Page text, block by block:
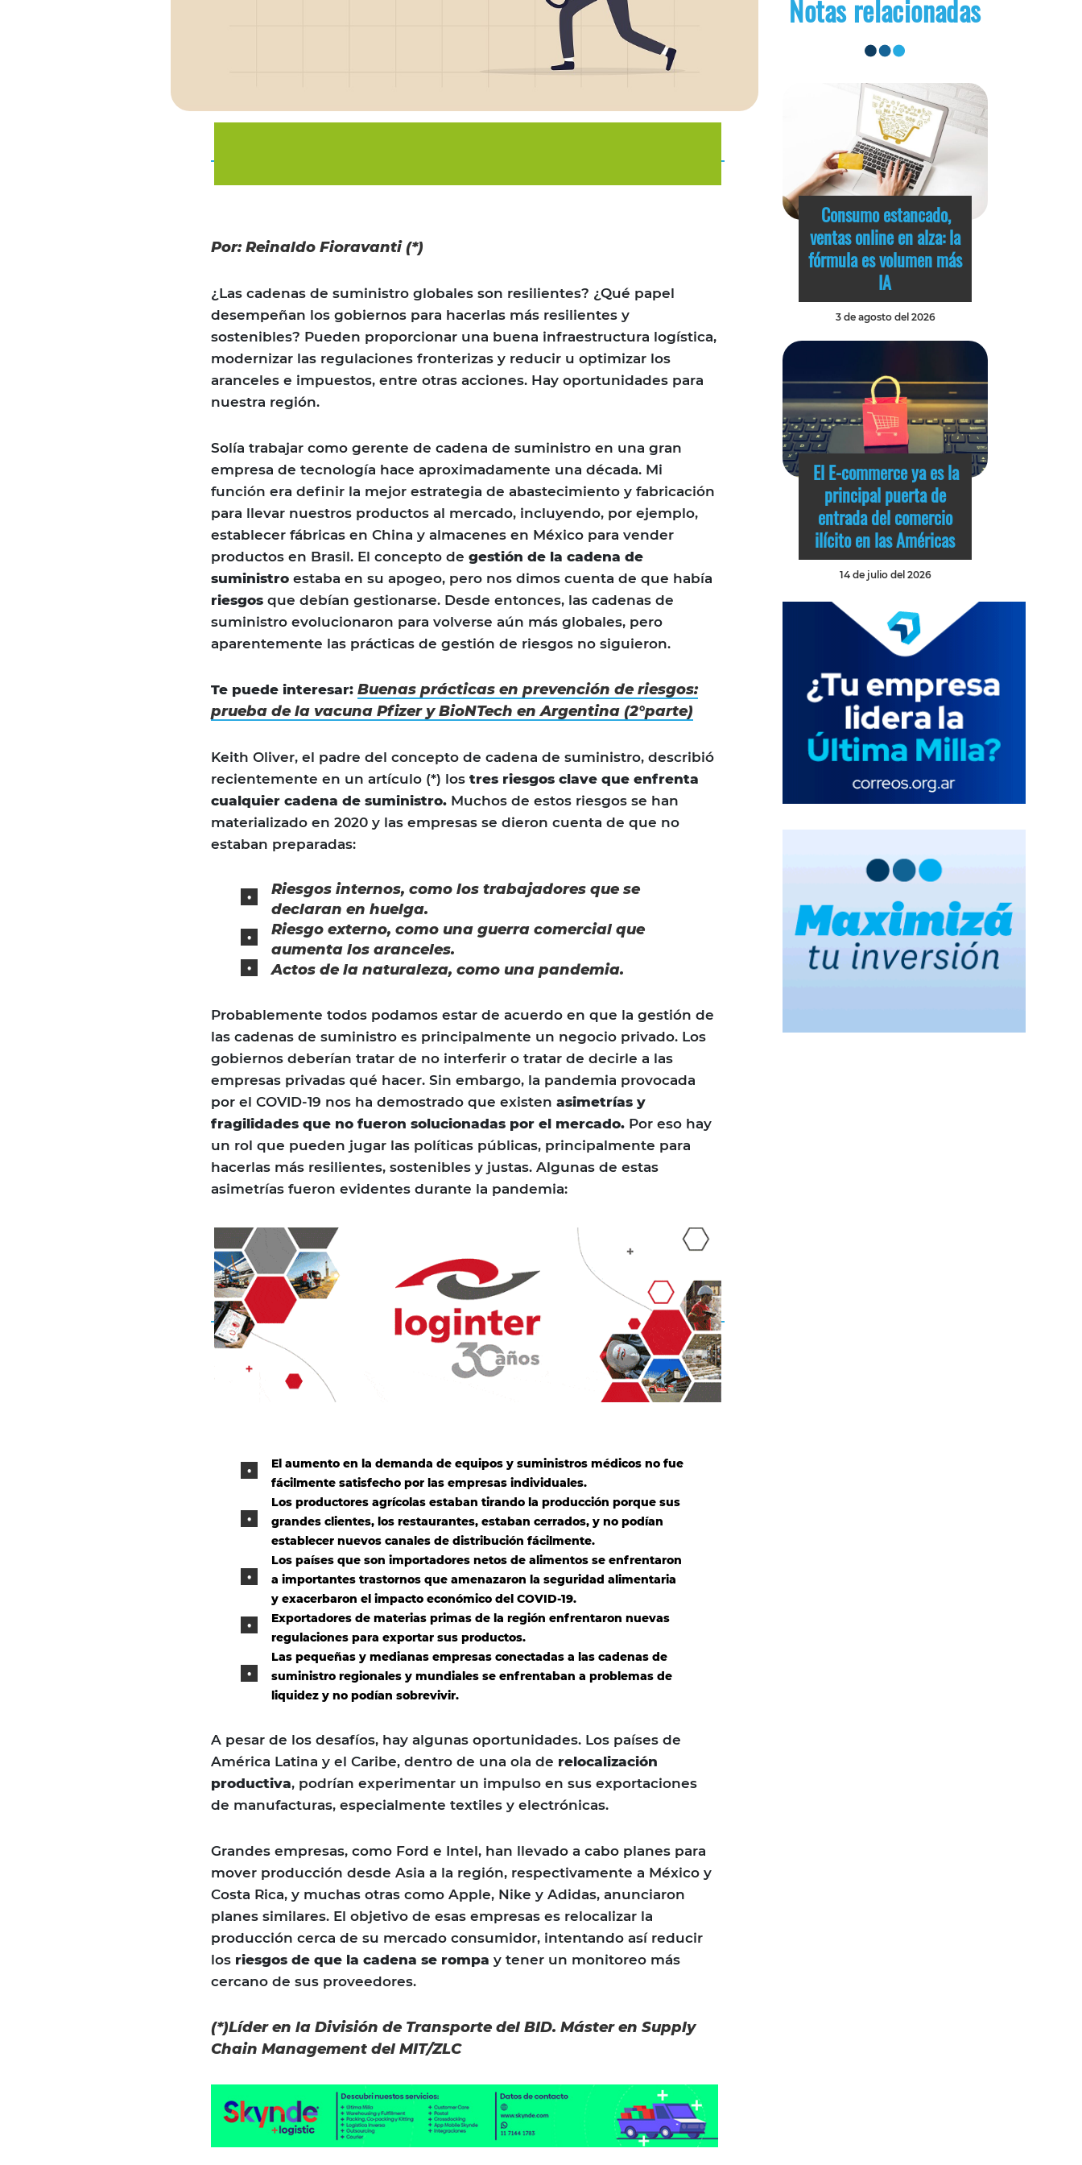
Por: Reinaldo Fioravanti (*)
¿Las cadenas de suministro globales son resilientes? ¿Qué papel
desempeñan los gobiernos para hacerlas más resilientes y
sostenibles? Pueden proporcionar una buena infraestructura logística,
modernizar las regulaciones fronterizas y reducir u optimizar los
aranceles e impuestos, entre otras acciones. Hay oportunidades para
nuestra región.
Solía trabajar como gerente de cadena de suministro en una gran
empresa de tecnología hace aproximadamente una década. Mi
función era definir la mejor estrategia de abastecimiento y fabricación
para llevar nuestros productos al mercado, incluyendo, por ejemplo,
establecer fábricas en China y almacenes en México para vender
productos en Brasil. El concepto de gestión de la cadena de
suministro estaba en su apogeo, pero nos dimos cuenta de que había
riesgos que debían gestionarse. Desde entonces, las cadenas de
suministro evolucionaron para volverse aún más globales, pero
aparentemente las prácticas de gestión de riesgos no siguieron.
Te puede interesar: Buenas prácticas en prevención de riesgos:
prueba de la vacuna Pfizer y BioNTech en Argentina (2°parte)
Keith Oliver, el padre del concepto de cadena de suministro, describió
recientemente en un artículo (*) los tres riesgos clave que enfrenta
cualquier cadena de suministro. Muchos de estos riesgos se han
materializado en 2020 y las empresas se dieron cuenta de que no
estaban preparadas:
Riesgos internos, como los trabajadores que se
declaran en huelga.
Riesgo externo, como una guerra comercial que
aumenta los aranceles.
Actos de la naturaleza, como una pandemia.
Probablemente todos podamos estar de acuerdo en que la gestión de
las cadenas de suministro es principalmente un negocio privado. Los
gobiernos deberían tratar de no interferir o tratar de decirle a las
empresas privadas qué hacer. Sin embargo, la pandemia provocada
por el COVID-19 nos ha demostrado que existen asimetrías y
fragilidades que no fueron solucionadas por el mercado. Por eso hay
un rol que pueden jugar las políticas públicas, principalmente para
hacerlas más resilientes, sostenibles y justas. Algunas de estas
asimetrías fueron evidentes durante la pandemia:
El aumento en la demanda de equipos y suministros médicos no fue
fácilmente satisfecho por las empresas individuales.
Los productores agrícolas estaban tirando la producción porque sus
grandes clientes, los restaurantes, estaban cerrados, y no podían
establecer nuevos canales de distribución fácilmente.
Los países que son importadores netos de alimentos se enfrentaron
a importantes trastornos que amenazaron la seguridad alimentaria
y exacerbaron el impacto económico del COVID-19.
Exportadores de materias primas de la región enfrentaron nuevas
regulaciones para exportar sus productos.
Las pequeñas y medianas empresas conectadas a las cadenas de
suministro regionales y mundiales se enfrentaban a problemas de
liquidez y no podían sobrevivir.
A pesar de los desafíos, hay algunas oportunidades. Los países de
América Latina y el Caribe, dentro de una ola de relocalización
productiva, podrían experimentar un impulso en sus exportaciones
de manufacturas, especialmente textiles y electrónicas.
Grandes empresas, como Ford e Intel, han llevado a cabo planes para
mover producción desde Asia a la región, respectivamente a México y
Costa Rica, y muchas otras como Apple, Nike y Adidas, anunciaron
planes similares. El objetivo de esas empresas es relocalizar la
producción cerca de su mercado consumidor, intentando así reducir
los riesgos de que la cadena se rompa y tener un monitoreo más
cercano de sus proveedores.
(*)Líder en la División de Transporte del BID. Máster en Supply
Chain Management del MIT/ZLC
Notas relacionadas
Consumo estancado,
ventas online en alza: la
fórmula es volumen más
IA
3 de agosto del 2026
El E-commerce ya es la
principal puerta de
entrada del comercio
ilícito en las Américas
14 de julio del 2026